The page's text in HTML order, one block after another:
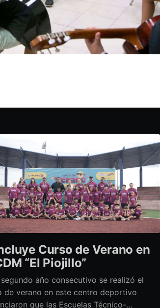
Curso de Verano en
“El Piojillo”
segundo año consecutivo se realizó el
de verano en este centro deportivo
que las Escuelas Técnico-